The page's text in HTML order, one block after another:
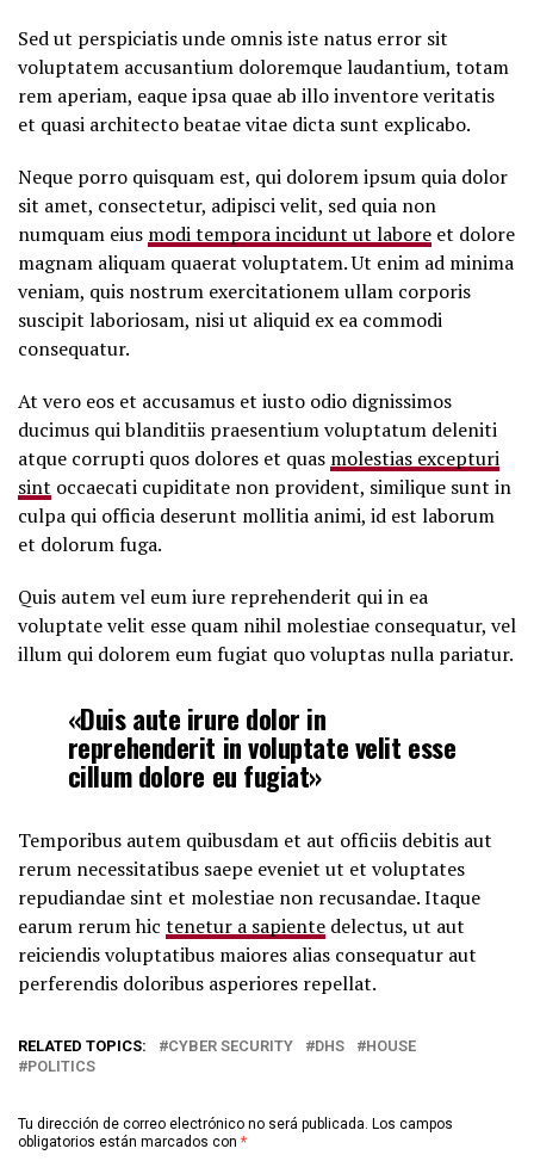
Sed ut perspiciatis unde omnis iste natus error sit
voluptatem accusantium doloremque laudantium, totam
rem aperiam, eaque ipsa quae ab illo inventore veritatis
et quasi architecto beatae vitae dicta sunt explicabo.
Neque porro quisquam est, qui dolorem ipsum quia dolor
sit amet, consectetur, adipisci velit, sed quia non
numquam eius modi tempora incidunt ut labore et dolore
magnam aliquam quaerat voluptatem. Ut enim ad minima
veniam, quis nostrum exercitationem ullam corporis
suscipit laboriosam, nisi ut aliquid ex ea commodi
consequatur.
At vero eos et accusamus et iusto odio dignissimos
ducimus qui blanditiis praesentium voluptatum deleniti
atque corrupti quos dolores et quas molestias excepturi
sint occaecati cupiditate non provident, similique sunt in
culpa qui officia deserunt mollitia animi, id est laborum
et dolorum fuga.
Quis autem vel eum iure reprehenderit qui in ea
voluptate velit esse quam nihil molestiae consequatur, vel
illum qui dolorem eum fugiat quo voluptas nulla pariatur.
«Duis aute irure dolor in
reprehenderit in voluptate velit esse
cillum dolore eu fugiat»
Temporibus autem quibusdam et aut officiis debitis aut
rerum necessitatibus saepe eveniet ut et voluptates
repudiandae sint et molestiae non recusandae. Itaque
earum rerum hic tenetur a sapiente delectus, ut aut
reiciendis voluptatibus maiores alias consequatur aut
perferendis doloribus asperiores repellat.
RELATED TOPICS: CYBER SECURITY DHS
HOUSE
POLITICS
Tu dirección de correo electrónico no será publicada. Los campos
obligatorios están marcados con *